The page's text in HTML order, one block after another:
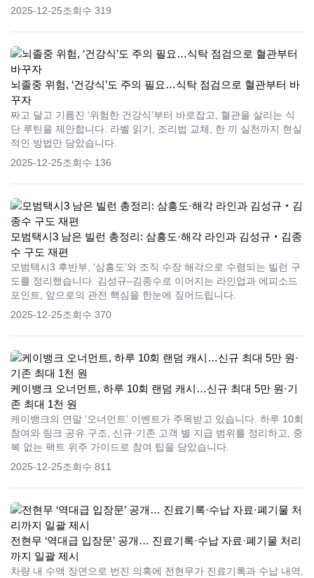
2025-12-25조회수 319
뇌졸중 위험, ‘건강식’도 주의 필요…식탁 점검으로 혈관부터 바
꾸자
짜고 달고 기름진 ‘위험한 건강식’부터 바로잡고, 혈관을 살리는 식
단 루틴을 제안합니다. 라벨 읽기, 조리법 교체, 한 끼 실천까지 현실
적인 방법만 담았습니다.
2025-12-25조회수 136
모범택시3 남은 빌런 총정리: 삼흥도·해각 라인과 김성규‧김종
수 구도 재편
모범택시3 후반부, ‘삼흥도’와 조직 수장 해각으로 수렴되는 빌런 구
도를 정리했습니다. 김성규–김종수로 이어지는 라인업과 에피소드
포인트, 앞으로의 관전 핵심을 한눈에 짚어드립니다.
2025-12-25조회수 370
케이뱅크 오너먼트, 하루 10회 랜덤 캐시…신규 최대 5만 원·기
존 최대 1천 원
케이뱅크의 연말 ‘오너먼트’ 이벤트가 주목받고 있습니다. 하루 10회
참여와 링크 공유 구조, 신규·기존 고객 별 지급 범위를 정리하고, 중
복 없는 팩트 위주 가이드로 참여 팁을 담았습니다.
2025-12-25조회수 811
전현무 ‘역대급 입장문’ 공개… 진료기록·수납 자료·폐기물 처리
까지 일괄 제시
차량 내 수액 장면으로 번진 의혹에 전현무가 진료기록과 수납 내역,